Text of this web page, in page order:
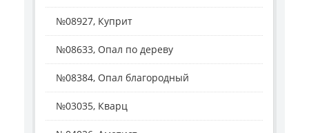
№08927, Куприт
№08633, Опал по дереву
№08384, Опал благородный
№03035, Кварц